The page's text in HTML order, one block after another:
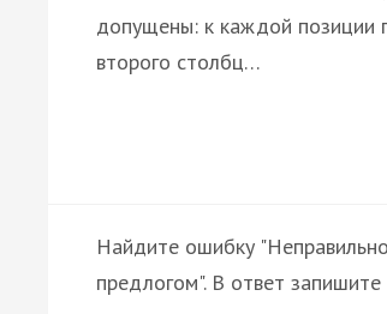
допущены: к каждой позиции
второго столбц…
Найдите ошибку
предлогом". В ответ